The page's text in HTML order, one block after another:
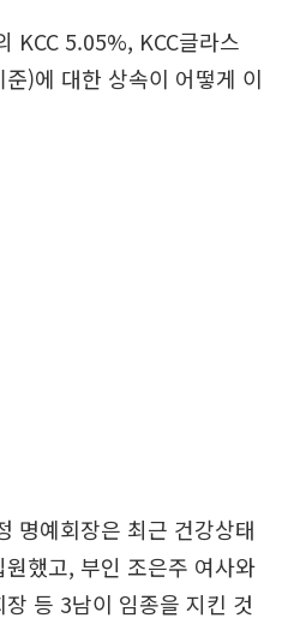
KCC 5.05%, KCC글라스
)에 대한 상속이 어떻게 이
명예회장은 최근 건강상태
했고, 부인 조은주 여사와
장 등 3남이 임종을 지킨 것